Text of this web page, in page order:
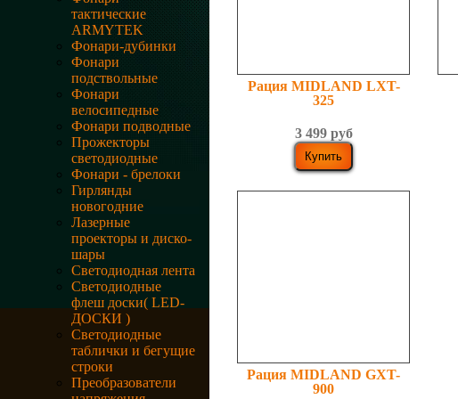
тактические
ARMYTEK
Фонари-дубинки
Фонари
подствольные
Фонари
велосипедные
Фонари подводные
Прожекторы
светодиодные
Фонари - брелоки
Гирлянды
новогодние
Лазерные
проекторы и диско-
шары
Светодиодная лента
Светодиодные
флеш доски( LED-
ДОСКИ )
Светодиодные
таблички и бегущие
строки
Преобразователи
Рация MIDLAND LXT-
325
3 499 руб
Рация MIDLAND GXT-
900